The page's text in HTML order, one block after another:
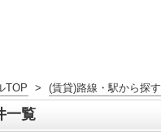
TOP > (賃貸)路線・駅から探す
一覧